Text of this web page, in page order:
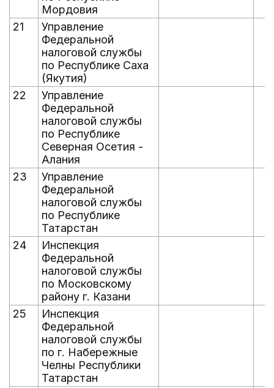
Мордовия
21
Управление
Федеральной
налоговой службы
по Республике Саха
(Якутия)
22
Управление
Федеральной
налоговой службы
по Республике
Северная Осетия -
Алания
23
Управление
Федеральной
налоговой службы
по Республике
Татарстан
24
Инспекция
Федеральной
налоговой службы
по Московскому
району г. Казани
25
Инспекция
Федеральной
налоговой службы
по г. Набережные
Челны Республики
Татарстан